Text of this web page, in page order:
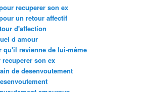
recuperer son ex
un retour affectif
d'affection
d amour
qu'il revienne de lui-même
son ex
de desenvoutement